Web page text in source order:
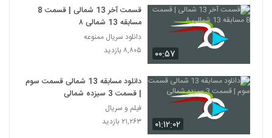
۰۰:۵۷
قسمت آخر 13 شمالی | قسمت 8
مسابقه 13 شمالی ۸
دانلود سریال ممنوعه
۸,۸۰۵ بازدید
۰۱:۱۲:۰۲
دانلود مسابقه 13 شمالی قسمت سوم
| قسمت 3 سیزده شمالی
فیلم و سریال
۲۱,۲۶۳ بازدید